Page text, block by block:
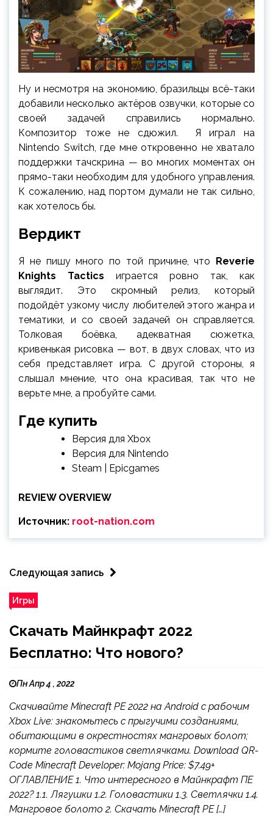
Ну и несмотря на экономию, бразильцы всё-таки
добавили несколько актёров озвучки, которые со
своей задачей справились нормально.
Композитор тоже не сдюжил. Я играл на
Nintendo Switch, где мне откровенно не хватало
поддержки тачскрина — во многих моментах он
прямо-таки необходим для удобного управления.
К сожалению, над портом думали не так сильно,
как хотелось бы.
Вердикт
Я не пишу много по той причине, что Reverie
Knights Tactics играется ровно так, как
выглядит. Это скромный релиз, который
подойдёт узкому числу любителей этого жанра и
тематики, и со своей задачей он справляется.
Толковая боёвка, адекватная сюжетка,
кривенькая рисовка — вот, в двух словах, что из
себя представляет игра. С другой стороны, я
слышал мнение, что она красивая, так что не
верьте мне, а пробуйте сами.
Где купить
Версия для Xbox
Версия для Nintendo
Steam | Epicgames
REVIEW OVERVIEW
Источник: root-nation.com
Следующая запись
Игры
Скачать Майнкрафт 2022
Бесплатно: Что нового?
Пн Апр 4 , 2022
Скачивайте Minecraft PE 2022 на Android с рабочим
Xbox Live: знакомьтесь с прыгучими созданиями,
обитающими в окрестностях мангровых болот;
кормите головастиков светлячками. Download QR-
Code Minecraft Developer: Mojang Price: $7.49+
ОГЛАВЛЕНИЕ 1. Что интересного в Майнкрафт ПЕ
2022? 1.1. Лягушки 1.2. Головастики 1.3. Светлячки 1.4.
Мангровое болото 2. Скачать Minecraft PE […]